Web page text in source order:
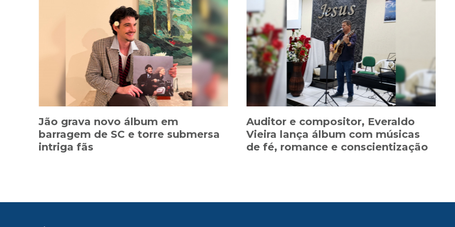
Jão grava novo álbum em
barragem de SC e torre submersa
intriga fãs
Auditor e compositor, Everaldo
Vieira lança álbum com músicas
de fé, romance e conscientização